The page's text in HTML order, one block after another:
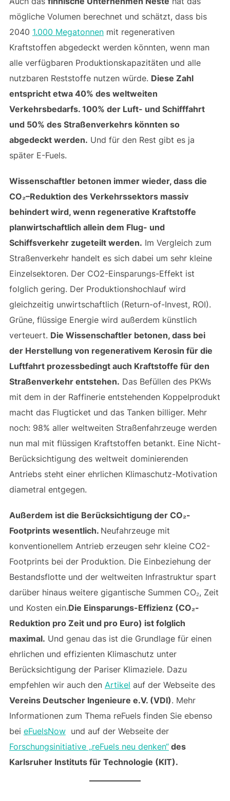
mögliche Volumen berechnet und schätzt, dass bis
2040 1.000 Megatonnenmit regenerativen
Kraftstoffen abgedeckt werden könnten, wenn man
alle verfügbaren Produktionskapazitäten und alle
nutzbaren Reststoffe nutzen würde. Diese Zahl
entspricht etwa 40% des weltweiten
Verkehrsbedarfs. 100% der Luft- und Schifffahrt
und 50% des Straßenverkehrs könnten so
abgedeckt werden. Und für den Rest gibt es ja
später E-Fuels.
Wissenschaftler betonen immer wieder, dass die
CO₂–Reduktion des Verkehrssektors massiv
behindert wird, wenn regenerative Kraftstoffe
planwirtschaftlich allein dem Flug- und
Schiffsverkehr zugeteilt werden. Im Vergleich zum
Straßenverkehr handelt es sich dabei um sehr kleine
Einzelsektoren. Der CO2-Einsparungs-Effekt ist
folglich gering. Der Produktionshochlauf wird
gleichzeitig unwirtschaftlich (Return-of-Invest, ROI).
Grüne, flüssige Energie wird außerdem künstlich
verteuert. Die Wissenschaftler betonen, dass bei
der Herstellung von regenerativem Kerosin für die
Luftfahrt prozessbedingt auch Kraftstoffe für den
Straßenverkehr entstehen. Das Befüllen des PKWs
mit dem in der Raffinerie entstehenden Koppelprodukt
macht das Flugticket und das Tanken billiger. Mehr
noch: 98% aller weltweiten Straßenfahrzeuge werden
nun mal mit flüssigen Kraftstoffen betankt. Eine Nicht-
Berücksichtigung des weltweit dominierenden
Antriebs steht einer ehrlichen Klimaschutz-Motivation
diametral entgegen.
Außerdem ist die Berücksichtigung der CO₂-
Footprints wesentlich. Neufahrzeuge mit
konventionellem Antrieb erzeugen sehr kleine CO2-
Footprints bei der Produktion. Die Einbeziehung der
Bestandsflotte und der weltweiten Infrastruktur spart
darüber hinaus weitere gigantische Summen CO₂, Zeit
und Kosten ein.Die Einsparungs-Effizienz (CO₂-
Reduktion pro Zeit und pro Euro) ist folglich
maximal. Und genau das ist die Grundlage für einen
ehrlichen und effizienten Klimaschutz unter
Berücksichtigung der Pariser Klimaziele. Dazu
empfehlen wir auch den Artikel auf der Webseite des
Vereins Deutscher Ingenieure e.V. (VDI). Mehr
Informationen zum Thema reFuels finden Sie ebenso
bei eFuelsNowund auf der Webseite der
Forschungsinitiative „reFuels neu denken“des
Karlsruher Instituts für Technologie (KIT).